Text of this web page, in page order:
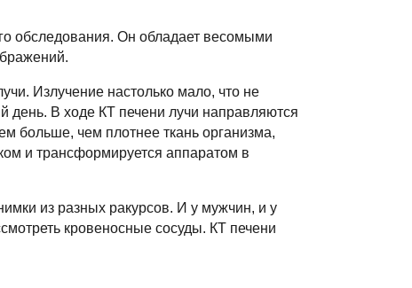
обследования. Он обладает весомыми
Излучение настолько мало, что не
день. В ходе КТ печени лучи направляются
больше, чем плотнее ткань организма,
и трансформируется аппаратом в
из разных ракурсов. И у мужчин, и у
кровеносные сосуды. КТ печени